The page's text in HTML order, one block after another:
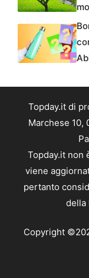
Topday.it di
Marchese 10,
Topday.it non
viene
pertanto
della
Copyright